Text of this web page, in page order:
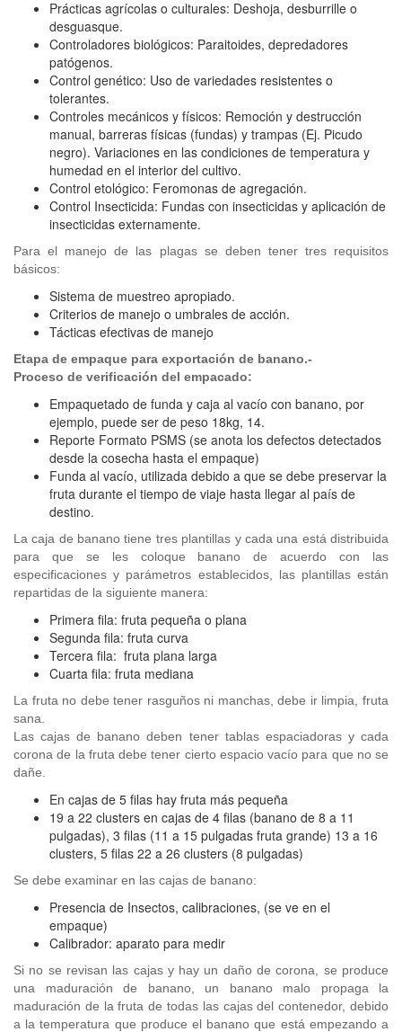
Prácticas agrícolas o culturales: Deshoja, desburrille o
desguasque.
Controladores biológicos: Paraitoides, depredadores
patógenos.
Control genético: Uso de variedades resistentes o
tolerantes.
Controles mecánicos y físicos: Remoción y destrucción
manual, barreras físicas (fundas) y trampas (Ej. Picudo
negro). Variaciones en las condiciones de temperatura y
humedad en el interior del cultivo.
Control etológico: Feromonas de agregación.
Control Insecticida: Fundas con insecticidas y aplicación de
insecticidas externamente.
Para el manejo de las plagas se deben tener tres requisitos
básicos:
Sistema de muestreo apropiado.
Criterios de manejo o umbrales de acción.
Tácticas efectivas de manejo
Etapa de empaque para exportación de banano.-
Proceso de verificación del empacado:
Empaquetado de funda y caja al vacío con banano, por
ejemplo, puede ser de peso 18kg, 14.
Reporte Formato PSMS (se anota los defectos detectados
desde la cosecha hasta el empaque)
Funda al vacío, utilizada debido a que se debe preservar la
fruta durante el tiempo de viaje hasta llegar al país de
destino.
La caja de banano tiene tres plantillas y cada una está distribuida
para que se les coloque banano de acuerdo con las
especificaciones y parámetros establecidos, las plantillas están
repartidas de la siguiente manera:
Primera fila: fruta pequeña o plana
Segunda fila: fruta curva
Tercera fila: fruta plana larga
Cuarta fila: fruta mediana
La fruta no debe tener rasguños ni manchas, debe ir limpia, fruta
sana.
Las cajas de banano deben tener tablas espaciadoras y cada
corona de la fruta debe tener cierto espacio vacío para que no se
dañe.
En cajas de 5 filas hay fruta más pequeña
19 a 22 clusters en cajas de 4 filas (banano de 8 a 11
pulgadas), 3 filas (11 a 15 pulgadas fruta grande) 13 a 16
clusters, 5 filas 22 a 26 clusters (8 pulgadas)
Se debe examinar en las cajas de banano:
Presencia de Insectos, calibraciones, (se ve en el
empaque)
Calibrador: aparato para medir
Si no se revisan las cajas y hay un daño de corona, se produce
una maduración de banano, un banano malo propaga la
maduración de la fruta de todas las cajas del contenedor, debido
a la temperatura que produce el banano que está empezando a